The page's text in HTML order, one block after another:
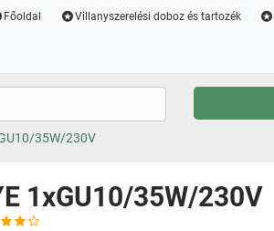
Főoldal Villanyszerelési doboz és tartozék
35W/230V
1xGU10/35W/230V